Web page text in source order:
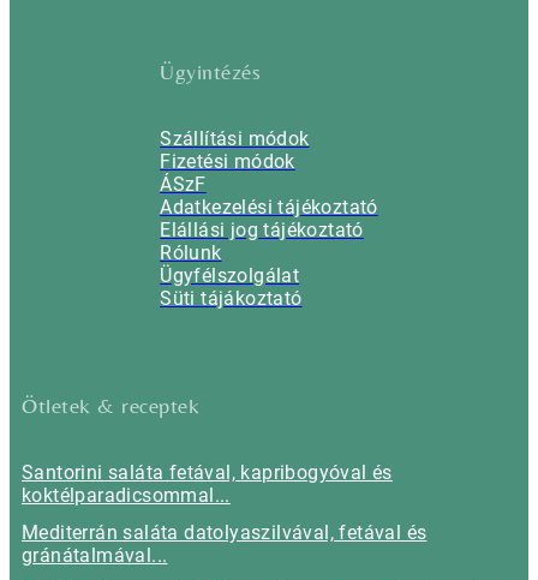
Ügyintézés
Szállítási módok
Fizetési módok
ÁSzF
Adatkezelési tájékoztató
Elállási jog tájékoztató
Rólunk
Ügyfélszolgálat
Süti tájákoztató
Ötletek & receptek
Santorini saláta fetával, kapribogyóval és
koktélparadicsommal...
Mediterrán saláta datolyaszilvával, fetával és
gránátalmával...